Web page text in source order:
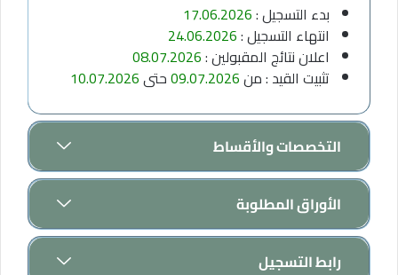
بدء التسجيل :17.06.2026
انتهاء التسجيل :24.06.2026
اعلان نتائج المقبولين :08.07.2026
تثبيت القيد : من09.07.2026حتى10.07.2026
التخصصات والأقساط
الأوراق المطلوبة
رابط التسجيل